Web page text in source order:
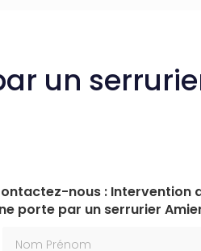
un
nous : Intervention
porte par un serrurier